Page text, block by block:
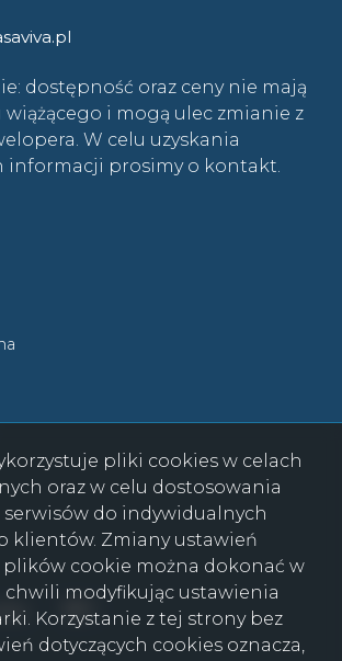
dostępność oraz ceny nie mają
i mogą ulec zmianie z
W celu uzyskania
informacji prosimy o kontakt.
Facebook
Facebook
pliki cookies w celach
oraz w celu dostosowania
serwisów do indywidualnych
klientów. Zmiany ustawień
plików cookie można dokonać w
modyfikując ustawienia
Korzystanie z tej strony bez
dotyczących cookies oznacza,